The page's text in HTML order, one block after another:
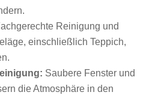
Reinigung und
einschließlich Teppich,
Saubere Fenster und
die Atmosphäre in den